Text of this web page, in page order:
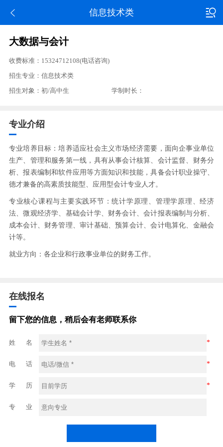
信息技术类
大数据与会计
收费标准：15324712108(电话咨询)
招生专业：信息技术类
招生对象：初/高中生
学制时长：
专业介绍
专业培养目标：培养适应社会主义市场经济需要，面向企事业单位
生产、管理和服务第一线，具有从事会计核算、会计监督、财务分
析、报表编制和软件应用等方面知识和技能，具备会计职业操守、
德才兼备的高素质技能型、应用型会计专业人才。
专业核心课程与主要实践环节：统计学原理、管理学原理、经济
法、微观经济学、基础会计学、财务会计、会计报表编制与分析、
成本会计、财务管理、审计基础、预算会计、会计电算化、金融会
计等。
就业方向：各企业和行政事业单位的财务工作。
在线报名
留下您的信息，稍后会有老师联系你
姓 名 *
电 话 *
学 历 *
专 业